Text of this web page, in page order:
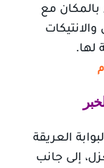
بالمكان مع
لها.
العريقة
إلى جانب